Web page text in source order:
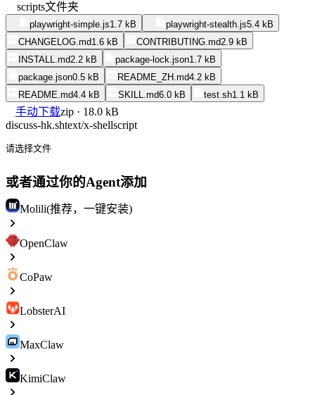
scripts文件夹
playwright-simple.js1.7 kB playwright-stealth.js5.4 kB
CHANGELOG.md1.6 kB CONTRIBUTING.md2.9 kB
INSTALL.md2.2 kB package-lock.json1.7 kB
package.json0.5 kB README_ZH.md4.2 kB
README.md4.4 kB SKILL.md6.0 kB test.sh1.1 kB
手动下载zip · 18.0 kB
discuss-hk.shtext/x-shellscript
请选择文件
或者通过你的Agent添加
Molili(推荐，一键安装)
OpenClaw
CoPaw
LobsterAI
MaxClaw
KimiClaw